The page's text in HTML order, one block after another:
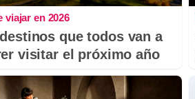
viajar en 2026
que todos van a
visitar el próximo año